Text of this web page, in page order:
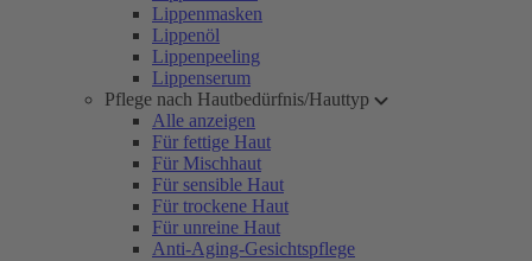
Lippenmasken
Lippenöl
Lippenpeeling
Lippenserum
Pflege nach Hautbedürfnis/Hauttyp
Alle anzeigen
Für fettige Haut
Für Mischhaut
Für sensible Haut
Für trockene Haut
Für unreine Haut
Anti-Aging-Gesichtspflege